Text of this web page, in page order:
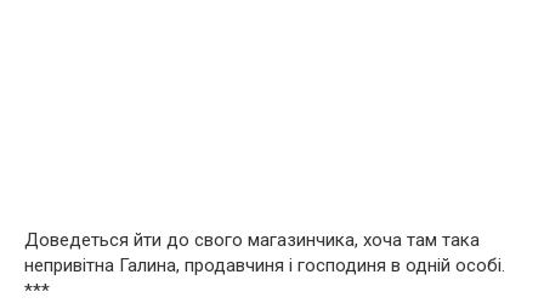
Доведеться йти до свого магазинчика, хоча там така
непривітна Галина, продавчиня і господиня в одній особі.
***